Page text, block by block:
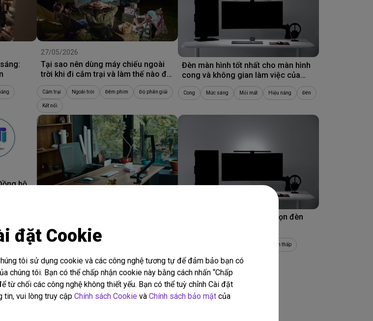
đặt Cookie
tôi sử dụng cookie và các công nghệ tương tự để đảm bảo bạn có
tôi. Bạn có thể chấp nhận cookie này bằng cách nhấn “Chấp
từ chối các công nghệ không thiết yếu. Bạn có thể tuỳ chỉnh Cài đặt
tin, vui lòng truy cập Chính sách Cookie và Chính sách bảo mật của
27/05/2026
Tại sao nên dùng máy chiếu ngoài
trời khi đi cắm trại và làm thế nào để
chọn được máy chiếu tốt nhất?
Cắm trại Ngoài trời Đêm phim Độ phân giải
Kết nối
Đèn màn hình tốt nhất cho màn hình
cong và không gian làm việc của
bạn
Cong Mức sáng Mỏi mắt Hiệu năng Đèn
bộ
học: Đèn treo màn hình giúp tăng sự
thoải mái và năng suất làm việc như
Khoảng cách
Hướng dẫn toàn diện để chọn đèn
Ánh sáng xanh thấp
Độ sáng Đèn
Hiển thị 9 trên tổng số 298 kết quả